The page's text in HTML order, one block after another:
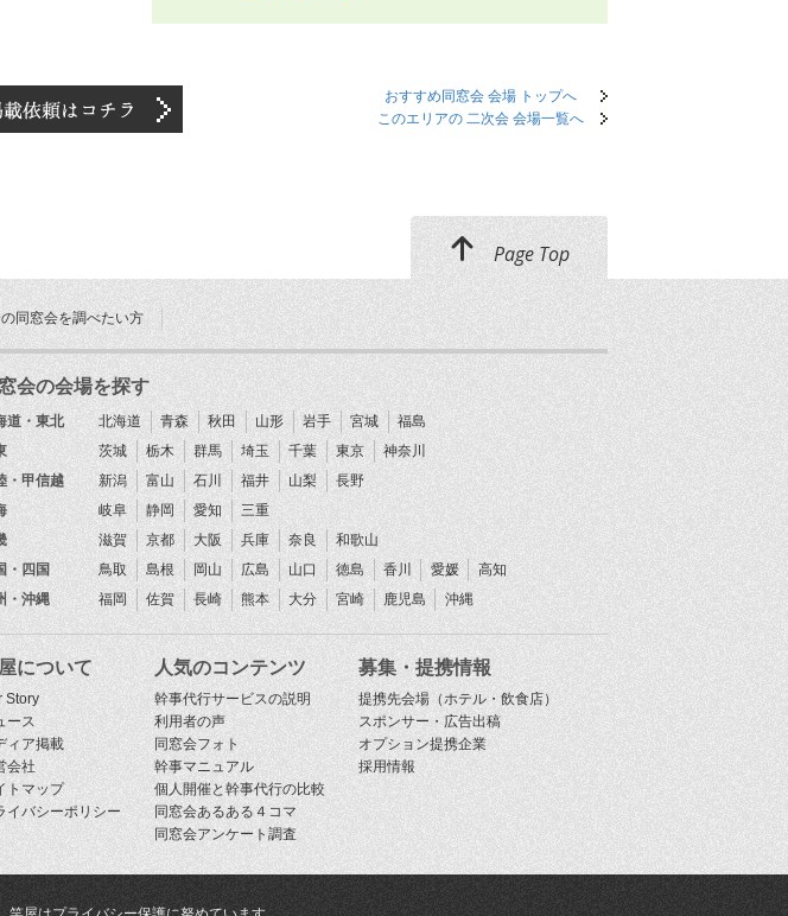
おすすめ同窓会 会場 トップへ
このエリアの 二次会 会場一覧へ
Page Top
同窓会を調べたい方
会の会場を探す
道・東北 北海道 青森 秋田 山形 岩手 宮城
福島
茨城 栃木 群馬 埼玉 千葉 東京
神奈川
・甲信越
新潟 富山 石川 福井 山梨
長野
岐阜 静岡 愛知
三重
滋賀 京都 大阪 兵庫 奈良
和歌山
・四国
鳥取 島根 岡山 広島 山口 徳島 香川 愛媛
高知
・沖縄
福岡 佐賀 長崎 熊本 大分 宮崎 鹿児島 沖縄
について
Story
ース
ィア掲載
会社
トマップ
イバシーポリシー
人気のコンテンツ
幹事代行サービスの説明
利用者の声
同窓会フォト
幹事マニュアル
個人開催と幹事代行の比較
同窓会あるある４コマ
同窓会アンケート調査
募集・提携情報
提携先会場（ホテル・飲食店）
スポンサー・広告出稿
オプション提携企業
採用情報